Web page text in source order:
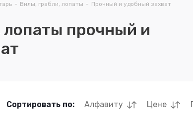
- Вилы, грабли, лопаты - Прочный и удобный захват
лопаты прочный и
Сортировать по: Алфавиту Цене